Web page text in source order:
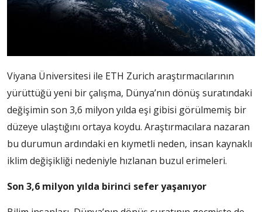
Viyana Üniversitesi ile ETH Zurich araştırmacılarının
yürüttüğü yeni bir çalışma, Dünya’nın dönüş suratındaki
değişimin son 3,6 milyon yılda eşi gibisi görülmemiş bir
düzeye ulaştığını ortaya koydu. Araştırmacılara nazaran
bu durumun ardındaki en kıymetli neden, insan kaynaklı
iklim değişikliği nedeniyle hızlanan buzul erimeleri.
Son 3,6 milyon yılda birinci sefer yaşanıyor